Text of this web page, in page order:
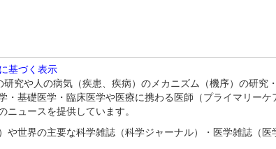
基づく表示
究や人の病気（疾患、疾病）のメカニズム（機序）の研究
基礎医学・臨床医学や医療に携わる医師（プライマリーケ
ュースを提供しています。
世界の主要な科学雑誌（科学ジャーナル）・医学雑誌（医